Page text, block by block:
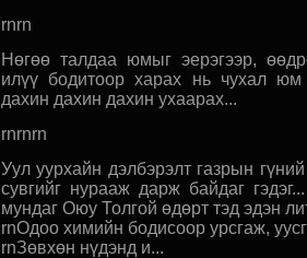
rnrn
Нөгөө талдаа юмыг эерэгээр,
илүү бодитоор харах нь чухал
дахин дахин дахин ухаарах...
rnrnrn
Уул уурхайн дэлбэрэлт газрын
сувгийг нурааж дарж байдаг
мундаг Оюу Толгой өдөрт тэд эдэн
rnОдоо химийн бодисоор урсгаж,
rnЗөвхөн нүдэнд и...